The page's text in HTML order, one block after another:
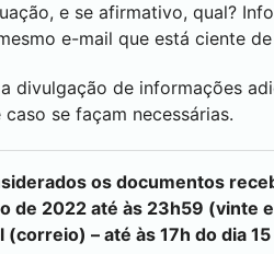
e se afirmativo, qual?
e-mail que está ciente
divulgação de informações
caso se façam necessárias.
os documentos
de 2022 até às 23h59 (vinte
(correio) – até às 17h do dia